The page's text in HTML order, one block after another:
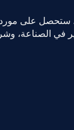
ستحصل على
في الصناعة،